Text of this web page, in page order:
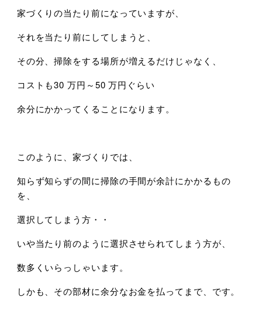
家づくりの当たり前になっていますが、
それを当たり前にしてしまうと、
その分、掃除をする場所が増えるだけじゃなく、
コストも30 万円～50 万円ぐらい
余分にかかってくることになります。
このように、家づくりでは、
知らず知らずの間に掃除の手間が余計にかかるもの
を、
選択してしまう方・・
いや当たり前のように選択させられてしまう方が、
数多くいらっしゃいます。
しかも、その部材に余分なお金を払ってまで、です。